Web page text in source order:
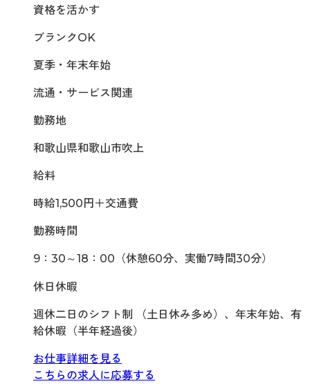
資格を活かす
ブランクOK
夏季・年末年始
流通・サービス関連
勤務地
和歌山県和歌山市吹上
給料
時給1,500円＋交通費
勤務時間
9：30～18：00（休憩60分、実働7時間30分）
休日休暇
週休二日のシフト制 （土日休み多め）、年末年始、有
給休暇（半年経過後）
お仕事詳細を見る
こちらの求人に応募する